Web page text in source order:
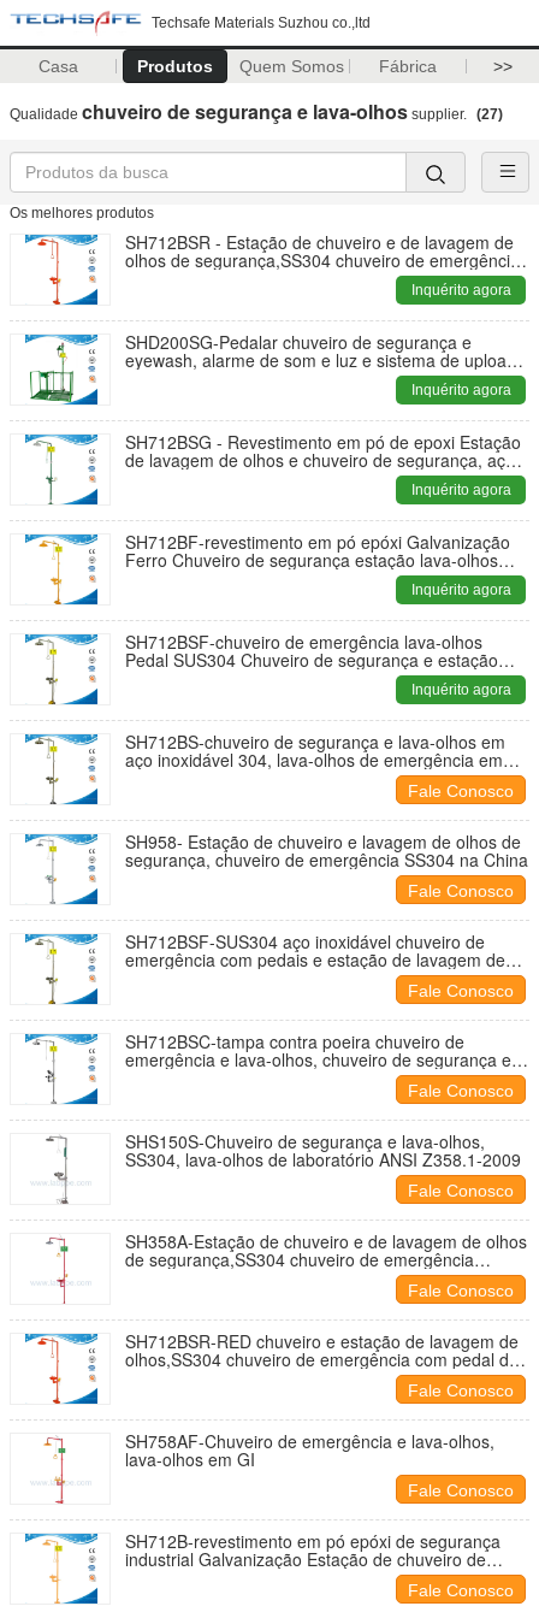
Techsafe Materials Suzhou co.,ltd
Casa Produtos Quem Somos Fábrica >>
Qualidade chuveiro de segurança e lava-olhos supplier. (27)
Os melhores produtos
SH712BSR - Estação de chuveiro e de lavagem de
olhos de segurança,SS304 chuveiro de emergência
Inquérito agora
SHD200SG-Pedalar chuveiro de segurança e
eyewash, alarme de som e luz e sistema de upload
de sinal ANSI Z358.1-2014 Eyewa de emergência
Inquérito agora
SH712BSG - Revestimento em pó de epoxi Estação
de lavagem de olhos e chuveiro de segurança, aço
carbono, lavagem de olhos verde e chuveiro de
Inquérito agora
SH712BF-revestimento em pó epóxi Galvanização
Ferro Chuveiro de segurança estação lava-olhos
Pedal Aço Carbono lava-olhos lava-mãosInquérito agora
SH712BSF-chuveiro de emergência lava-olhos
Pedal SUS304 Chuveiro de segurança e estação
lava-olhos, chuveiro de emergência lava-olhos
Inquérito agora
SH712BS-chuveiro de segurança e lava-olhos em
aço inoxidável 304, lava-olhos de emergência em
aço inoxidável 304 na China, lava-olhos de
laboratório em conformidade com a norma ANSI
Z358.1-2009!
Fale Conosco
SH958- Estação de chuveiro e lavagem de olhos de
segurança, chuveiro de emergência SS304 na China
Fale Conosco
SH712BSF-SUS304 aço inoxidável chuveiro de
emergência com pedais e estação de lavagem de
Fale Conosco
SH712BSC-tampa contra poeira chuveiro de
emergência e lava-olhos, chuveiro de segurança e
Fale Conosco
SHS150S-Chuveiro de segurança e lava-olhos,
SS304, lava-olhos de laboratório ANSI Z358.1-2009
Fale Conosco
SH358A-Estação de chuveiro e de lavagem de olhos
de segurança,SS304 chuveiro de emergência
Fale Conosco
SH712BSR-RED chuveiro e estação de lavagem de
olhos,SS304 chuveiro de emergência com pedal de
Fale Conosco
SH758AF-Chuveiro de emergência e lava-olhos,
lava-olhos em GI
Fale Conosco
SH712B-revestimento em pó epóxi de segurança
industrial Galvanização Estação de chuveiro de
segurança e lava-olhos de ferro, aço carbono, cor
Fale Conosco